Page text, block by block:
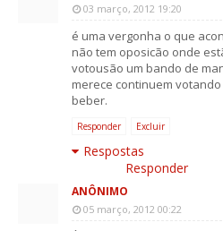
03 março, 2012 19:20
é uma vergonha o que
não tem oposicão onde
votousão um bando de
merece continuem
beber.
Responder Excluir
Respostas
Responder
ANÔNIMO
05 março, 2012 00:22